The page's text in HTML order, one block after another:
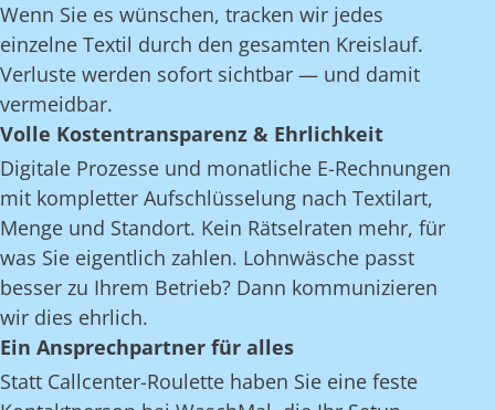
Wenn Sie es wünschen, tracken wir jedes
einzelne Textil durch den gesamten Kreislauf.
Verluste werden sofort sichtbar — und damit
vermeidbar.
Volle Kostentransparenz & Ehrlichkeit
Digitale Prozesse und monatliche E-Rechnungen
mit kompletter Aufschlüsselung nach Textilart,
Menge und Standort. Kein Rätselraten mehr, für
was Sie eigentlich zahlen. Lohnwäsche passt
besser zu Ihrem Betrieb? Dann kommunizieren
wir dies ehrlich.
Ein Ansprechpartner für alles
Statt Callcenter-Roulette haben Sie eine feste